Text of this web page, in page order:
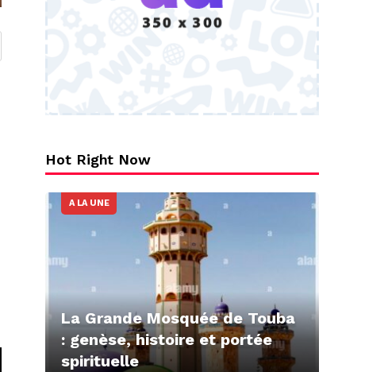
Hot Right Now
A LA UNE
La Grande Mosquée de Touba
: genèse, histoire et portée
spirituelle